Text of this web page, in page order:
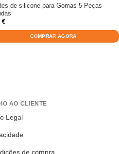
de silicone para Gomas 5 Peças
€
COMPRAR AGORA
AO CLIENTE
Legal
de compra